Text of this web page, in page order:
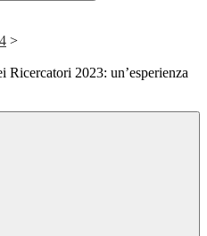
>
Ricercatori 2023: un’esperienza